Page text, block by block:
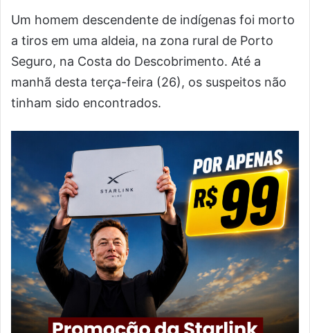
Um homem descendente de indígenas foi morto
a tiros em uma aldeia, na zona rural de Porto
Seguro, na Costa do Descobrimento. Até a
manhã desta terça-feira (26), os suspeitos não
tinham sido encontrados.